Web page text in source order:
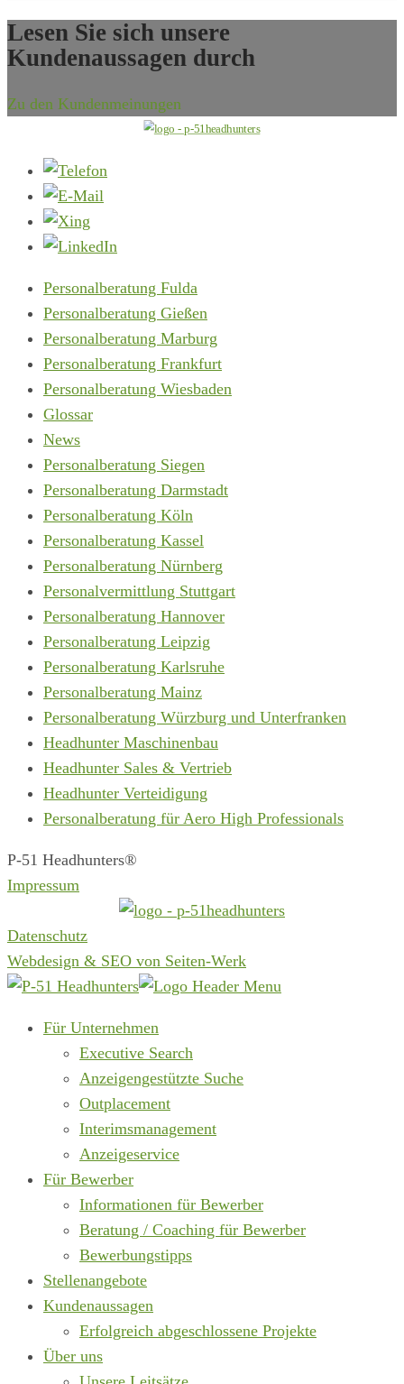
Lesen Sie sich unsere
Kundenaussagen durch
Zu den Kundenmeinungen
Personalberatung Fulda
Personalberatung Gießen
Personalberatung Marburg
Personalberatung Frankfurt
Personalberatung Wiesbaden
Glossar
News
Personalberatung Siegen
Personalberatung Darmstadt
Personalberatung Köln
Personalberatung Kassel
Personalberatung Nürnberg
Personalvermittlung Stuttgart
Personalberatung Hannover
Personalberatung Leipzig
Personalberatung Karlsruhe
Personalberatung Mainz
Personalberatung Würzburg und Unterfranken
Headhunter Maschinenbau
Headhunter Sales & Vertrieb
Headhunter Verteidigung
Personalberatung für Aero High Professionals
P-51 Headhunters®
Impressum
Datenschutz
Webdesign & SEO von Seiten-Werk
Für Unternehmen
Executive Search
Anzeigengestützte Suche
Outplacement
Interimsmanagement
Anzeigeservice
Für Bewerber
Informationen für Bewerber
Beratung / Coaching für Bewerber
Bewerbungstipps
Stellenangebote
Kundenaussagen
Erfolgreich abgeschlossene Projekte
Über uns